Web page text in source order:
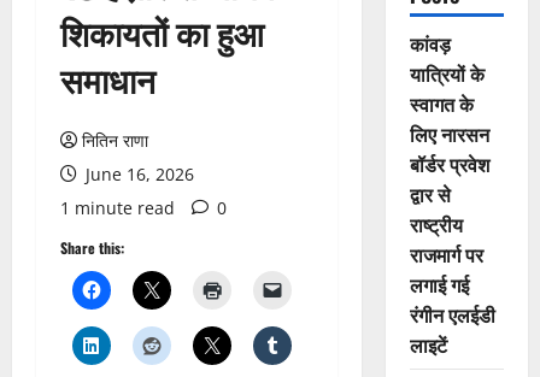
शिकायतों का हुआ
समाधान
नितिन राणा
June 16, 2026
1 minute read
0
Share this:
कांवड़
यात्रियों के
स्वागत के
लिए नारसन
बॉर्डर प्रवेश
द्वार से
राष्ट्रीय
राजमार्ग पर
लगाई गई
रंगीन एलईडी
लाइटें